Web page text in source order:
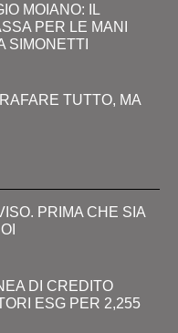
MOIANO: IL
PER LE MANI
SIMONETTI
TUTTO, MA
PRIMA CHE SIA
DI CREDITO
ESG PER 2,255